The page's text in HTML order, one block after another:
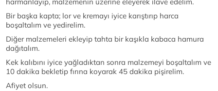
Bir başka kapta; lor ve kremayı iyice karıştırıp harca
boşaltalım ve yedirelim.
Diğer malzemeleri ekleyip tahta bir kaşıkla kabaca hamura
dağıtalım.
Kek kalıbını iyice yağladıktan sonra malzemeyi boşaltalım ve
10 dakika bekletip fırına koyarak 45 dakika pişirelim.
Afiyet olsun.